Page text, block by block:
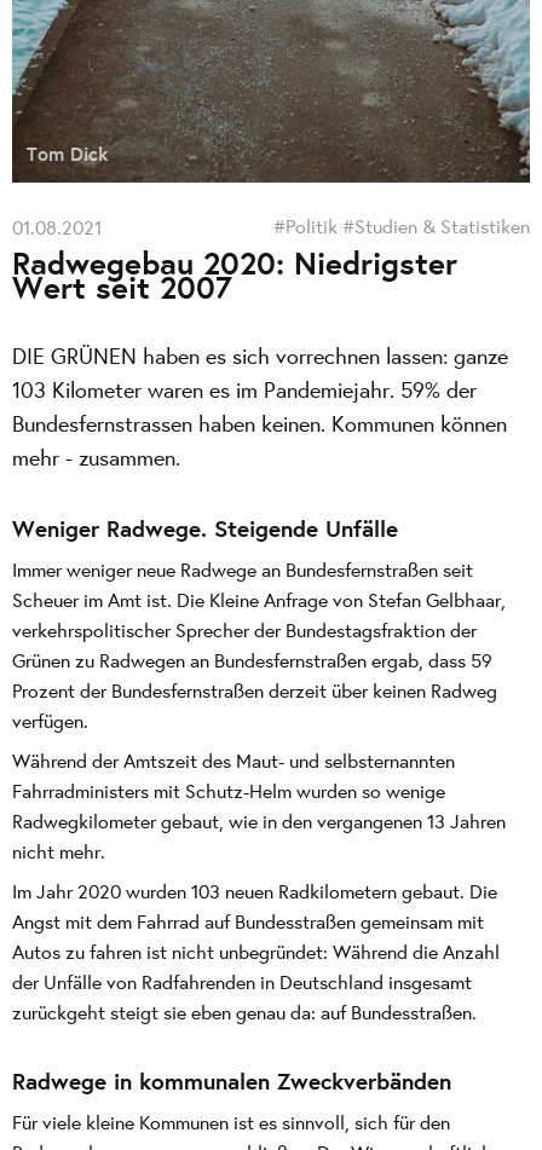
Tom Dick
01.08.2021 #Politik #Studien & Statistiken
Radwegebau 2020: Niedrigster
Wert seit 2007
DIE GRÜNEN haben es sich vorrechnen lassen: ganze
103 Kilometer waren es im Pandemiejahr. 59% der
Bundesfernstrassen haben keinen. Kommunen können
mehr - zusammen.
Weniger Radwege. Steigende Unfälle
Immer weniger neue Radwege an Bundesfernstraßen seit
Scheuer im Amt ist. Die Kleine Anfrage von Stefan Gelbhaar,
verkehrspolitischer Sprecher der Bundestagsfraktion der
Grünen zu Radwegen an Bundesfernstraßen ergab, dass 59
Prozent der Bundesfernstraßen derzeit über keinen Radweg
verfügen.
Während der Amtszeit des Maut- und selbsternannten
Fahrradministers mit Schutz-Helm wurden so wenige
Radwegkilometer gebaut, wie in den vergangenen 13 Jahren
nicht mehr.
Im Jahr 2020 wurden 103 neuen Radkilometern gebaut. Die
Angst mit dem Fahrrad auf Bundesstraßen gemeinsam mit
Autos zu fahren ist nicht unbegründet: Während die Anzahl
der Unfälle von Radfahrenden in Deutschland insgesamt
zurückgeht steigt sie eben genau da: auf Bundesstraßen.
Radwege in kommunalen Zweckverbänden
Für viele kleine Kommunen ist es sinnvoll, sich für den